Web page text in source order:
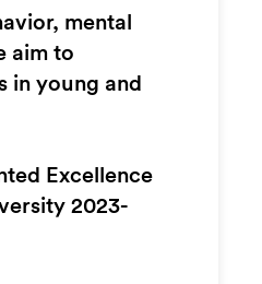
mental
aim to
in young and
Excellence
2023-